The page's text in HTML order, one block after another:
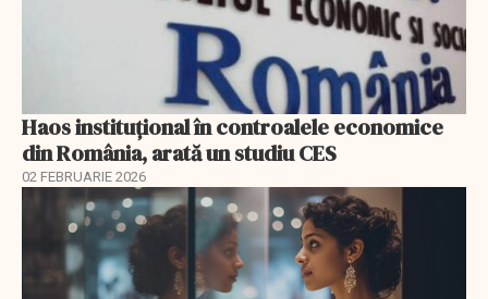
Haos instituțional în controalele economice
din România, arată un studiu CES
02 FEBRUARIE 2026